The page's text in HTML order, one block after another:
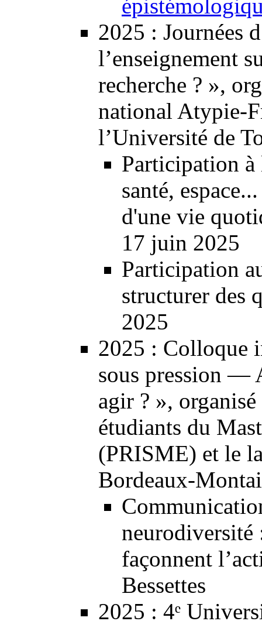
2025 : Journées
l’enseignement
recherche ? »,
national Atypie-
l’Université de
Participation
santé,
d'une vie
17 juin 2025
Participation
structurer des
2025
2025 : Colloque
sous pression —
agir ? »,
étudiants du
(PRISME) et le
Bordeaux-
neurodiversité
façonnent
Bessettes
2025 : 4ᵉ